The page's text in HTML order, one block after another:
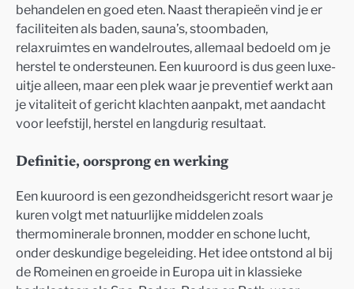
behandelen en goed eten. Naast therapieën vind je er
faciliteiten als baden, sauna’s, stoombaden,
relaxruimtes en wandelroutes, allemaal bedoeld om je
herstel te ondersteunen. Een kuuroord is dus geen luxe-
uitje alleen, maar een plek waar je preventief werkt aan
je vitaliteit of gericht klachten aanpakt, met aandacht
voor leefstijl, herstel en langdurig resultaat.
Definitie, oorsprong en werking
Een kuuroord is een gezondheidsgericht resort waar je
kuren volgt met natuurlijke middelen zoals
thermominerale bronnen, modder en schone lucht,
onder deskundige begeleiding. Het idee ontstond al bij
de Romeinen en groeide in Europa uit in klassieke